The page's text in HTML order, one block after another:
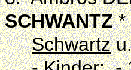
SCHWANTZ*
Schwartz